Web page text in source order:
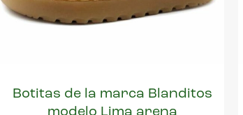
Botitas de la marca Blanditos
modelo Lima arena